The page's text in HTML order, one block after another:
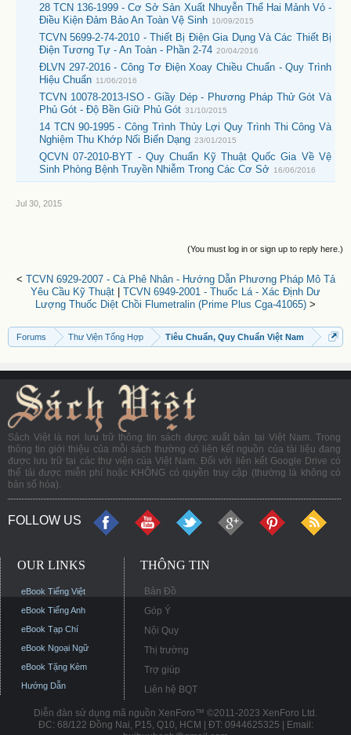
28 TCN 136-1999 - Cơ Sở Sản Xuất Nhuyễn Thể Hai Mảnh Vỏ -
Điều Kiện Đảm Bảo An Toàn Vệ Sinh 10/09/2015
TCVN 5699-2-74-2010 - Thiết Bị Điện Gia Dụng Và Các Thiết Bị
Điện Tương Tự - An Toàn - Phần 2-74 20/04/2016
ĐLVN 297-2016 - Công Tơ Điện Xoay Chiều Chuẩn - Quy Trình
Hiệu Chuẩn 11/06/2016
TCVN 10078-2013-ISO - Giầy Dép - Phương Pháp Thử Gót Và
Phủ Gót - Độ Bền Giữ Phủ Gót 31/10/2015
14 TCN 90-1995 - Công Trình Thủy Lợi Quy Trình Thi Công Và
Nghiệm Thu Khớp Nối Biến Dạng 23/01/2015
QCVN 07-2010-BYT - Quy Chuẩn Kỹ Thuật Quốc Gia Về Vệ
Sinh Phòng Bệnh Truyền Nhiễm Trong Các Cơ Sở 16/06/2016
Jul 30, 2015
(You must log in or sign up to reply here.)
< TCVN 6929-2007 - Cà Phê Nhân - Hướng Dẫn Phương Pháp Mô Tả
Yêu Cầu Kỹ Thuật | TCVN 6949-2001 - Thuốc Lá - Xác Định Dư
Lượng Thuốc Diệt Chồi Flumetralin (Prime Plus Cga-41065) >
Forums Thư Viện Tổng Hợp Tiêu Chuẩn, Quy Chuẩn Việt Nam
Sách Việt là nơi lưu trữ thông tin sách được xuất bản tại Việt Nam. Trong
thông tin giới thiệu của mỗi sách thường có liên kết nguồn của tài liệu đang
được lưu trữ tại các thư viện của Việt Nam. Đối với liên kết Google Drive có
thể tải được miễn phí hoặc KHÔNG có quyền truy cập (thường là không có
bản số hóa).
FOLLOW US
OUR LINKS
eBook Tiếng Việt
eBook Tiếng Anh
eBook Tạp Chí
eBook Ngoại Ngữ
eBook Tặng Kèm
Hướng Dẫn
THÔNG TIN
Bản Đồ
Góp Ý
Nội Quy
Thị trường
Trợ giúp
Liên hệ BQT
Diễn đàn sử dụng mã nguồn XenForo™ ©2011-2023 XenForo Ltd.
ĐC: 68/122 Đồng Nai, P15, Q10, HCM | ĐT: 0944625325 | Email: